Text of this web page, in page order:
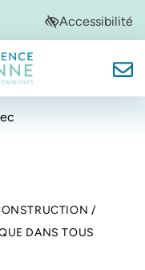
onglet)Accessibilité
Garonne
/
DANS TOUS